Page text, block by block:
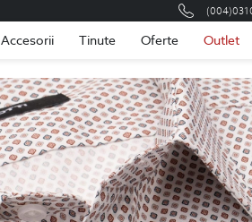
Accesorii Tinute Oferte Outlet
Romania Romana